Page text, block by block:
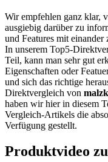
Wir empfehlen ganz klar,
ausgiebig darüber zu
und Features mit
In unserem Top5-
Teil, kann man sehr gut
Eigenschaften oder
und sich das richtige
Direktvergleich von
haben wir hier in diesem
Vergleich-Artikels die
Verfügung gestellt.
Produktvideo